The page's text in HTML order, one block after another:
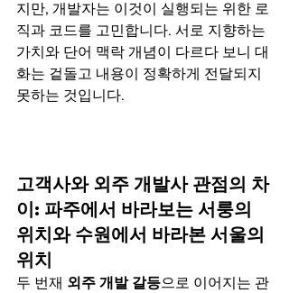
지만, 개발자는 이것이 실행되는 위한 로
직과 코드를 고민합니다. 서로 지향하는
가치와 단어 맥락 개념이 다르다 보니 대
화는 겉돌고 내용이 정확하게 전달되지
못하는 것입니다.
고객사와 외주 개발사 관점의 차
이: 파주에서 바라보는 서룽의
위치와 수원에서 바라본 서울의
위치
두 번재 외주 개발 갈등으로 이어지는 관